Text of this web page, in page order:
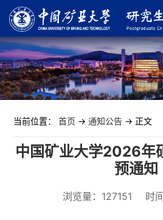
当前位置：首页 ->通知公告 -> 正文
中国矿业大学2026年
预通知
浏览量： 127151 时